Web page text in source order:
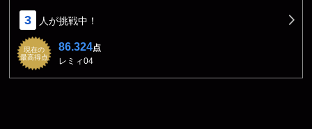
3 人が挑戦中！
現在の
最高得点
86.324点
レミィ04